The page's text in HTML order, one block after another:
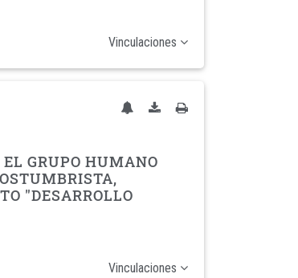
Vinculaciones
GRUPO HUMANO
"DESARROLLO
Vinculaciones